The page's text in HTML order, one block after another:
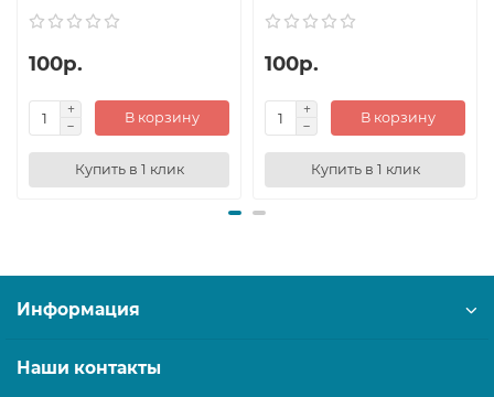
100р.
В корзину
Купить в 1 клик
100р.
В корзину
Купить в 1 клик
Информация
Наши контакты